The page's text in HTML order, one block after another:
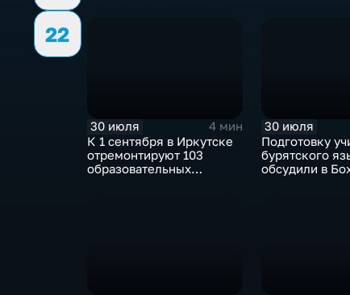
22
30 июля
4 мин
К 1 сентября в Иркутске
отремонтируют 103
образовательных
30 июля
Подготовку
бурятского
обсудили в